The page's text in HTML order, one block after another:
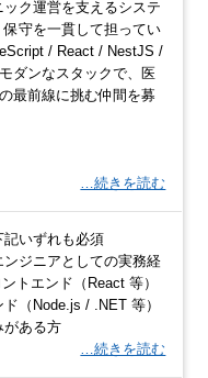
ク運営を支えるシステ
守を一貫して担ってい
/ React / NestJS /
ダンなスタックで、医
最前線に挑む仲間を募
…続きを読む
記いずれも必須
ンジニアとしての実務経
トエンド（React 等）
（Node.js / .NET 等）
がある方
…続きを読む